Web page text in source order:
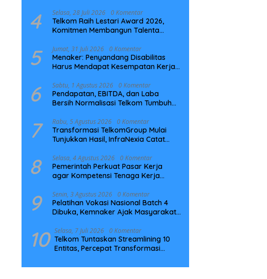
4 Selasa, 28 Juli 2026 0 Komentar
Telkom Raih Lestari Award 2026,
Komitmen Membangun Talenta
5 Jumat, 31 Juli 2026 0 Komentar
Menaker: Penyandang Disabilitas
Harus Mendapat Kesempatan Kerja
6 Sabtu, 1 Agustus 2026 0 Komentar
Pendapatan, EBITDA, dan Laba
Bersih Normalisasi Telkom Tumbuh
7 Rabu, 5 Agustus 2026 0 Komentar
Transformasi TelkomGroup Mulai
Tunjukkan Hasil, InfraNexia Catat
Digital Nasional
8 Selasa, 4 Agustus 2026 0 Komentar
Pemerintah Perkuat Pasar Kerja
agar Kompetensi Tenaga Kerja
9 Senin, 3 Agustus 2026 0 Komentar
Pelatihan Vokasi Nasional Batch 4
Dibuka, Kemnaker Ajak Masyarakat
10 Selasa, 7 Juli 2026 0 Komentar
Telkom Tuntaskan Streamlining 10
Entitas, Percepat Transformasi